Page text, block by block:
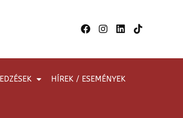
EDZÉSEK HÍREK / ESEMÉNYEK